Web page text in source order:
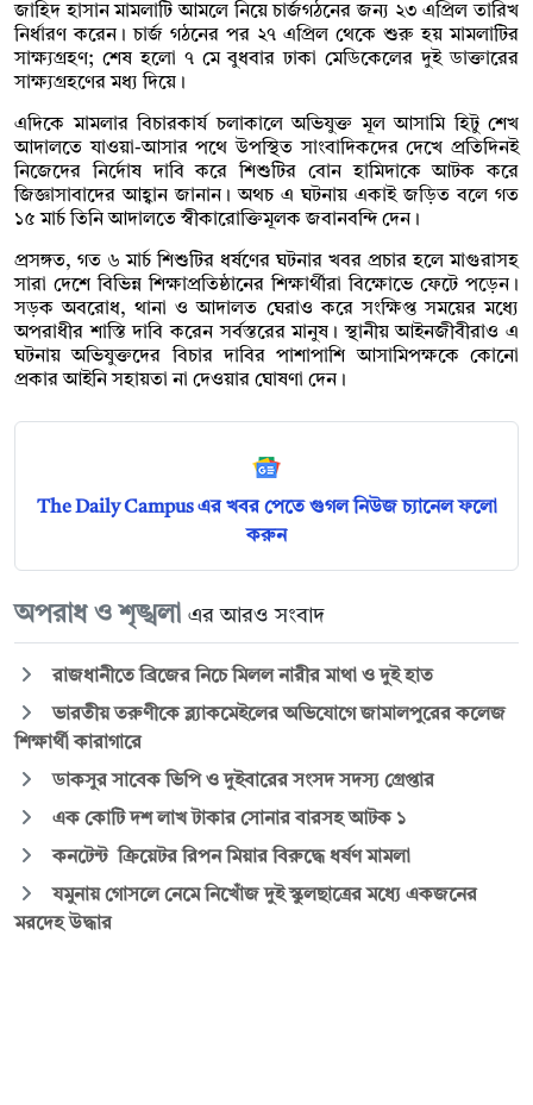
জাহিদ হাসান মামলাটি আমলে নিয়ে চার্জগঠনের জন্য ২৩ এপ্রিল তারিখ
নির্ধারণ করেন। চার্জ গঠনের পর ২৭ এপ্রিল থেকে শুরু হয় মামলাটির
সাক্ষ্যগ্রহণ; শেষ হলো ৭ মে বুধবার ঢাকা মেডিকেলের দুই ডাক্তারের
সাক্ষ্যগ্রহণের মধ্য দিয়ে।
এদিকে মামলার বিচারকার্য চলাকালে অভিযুক্ত মূল আসামি হিটু শেখ
আদালতে যাওয়া-আসার পথে উপস্থিত সাংবাদিকদের দেখে প্রতিদিনই
নিজেদের নির্দোষ দাবি করে শিশুটির বোন হামিদাকে আটক করে
জিজ্ঞাসাবাদের আহ্বান জানান। অথচ এ ঘটনায় একাই জড়িত বলে গত
১৫ মার্চ তিনি আদালতে স্বীকারোক্তিমূলক জবানবন্দি দেন।
প্রসঙ্গত, গত ৬ মার্চ শিশুটির ধর্ষণের ঘটনার খবর প্রচার হলে মাগুরাসহ
সারা দেশে বিভিন্ন শিক্ষাপ্রতিষ্ঠানের শিক্ষার্থীরা বিক্ষোভে ফেটে পড়েন।
সড়ক অবরোধ, থানা ও আদালত ঘেরাও করে সংক্ষিপ্ত সময়ের মধ্যে
অপরাধীর শাস্তি দাবি করেন সর্বস্তরের মানুষ। স্থানীয় আইনজীবীরাও এ
ঘটনায় অভিযুক্তদের বিচার দাবির পাশাপাশি আসামিপক্ষকে কোনো
প্রকার আইনি সহায়তা না দেওয়ার ঘোষণা দেন।
The Daily Campus এর খবর পেতে গুগল নিউজ চ্যানেল ফলো
করুন
অপরাধ ও শৃঙ্খলা এর আরও সংবাদ
রাজধানীতে ব্রিজের নিচে মিলল নারীর মাথা ও দুই হাত
ভারতীয় তরুণীকে ব্ল্যাকমেইলের অভিযোগে জামালপুরের কলেজ
শিক্ষার্থী কারাগারে
ডাকসুর সাবেক ভিপি ও দুইবারের সংসদ সদস্য গ্রেপ্তার
এক কোটি দশ লাখ টাকার সোনার বারসহ আটক ১
কনটেন্ট ক্রিয়েটর রিপন মিয়ার বিরুদ্ধে ধর্ষণ মামলা
যমুনায় গোসলে নেমে নিখোঁজ দুই স্কুলছাত্রের মধ্যে একজনের
মরদেহ উদ্ধার